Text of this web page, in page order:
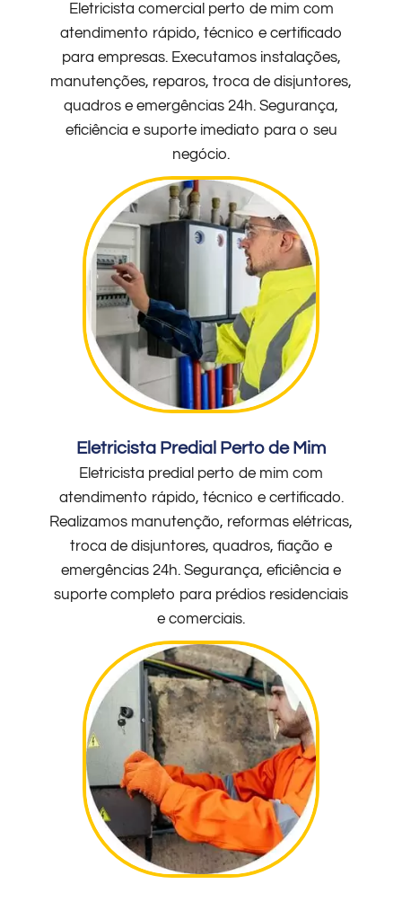
Eletricista comercial perto de mim com
atendimento rápido, técnico e certificado
para empresas. Executamos instalações,
manutenções, reparos, troca de disjuntores,
quadros e emergências 24h. Segurança,
eficiência e suporte imediato para o seu
negócio.
Eletricista Predial Perto de Mim
Eletricista predial perto de mim com
atendimento rápido, técnico e certificado.
Realizamos manutenção, reformas elétricas,
troca de disjuntores, quadros, fiação e
emergências 24h. Segurança, eficiência e
suporte completo para prédios residenciais
e comerciais.